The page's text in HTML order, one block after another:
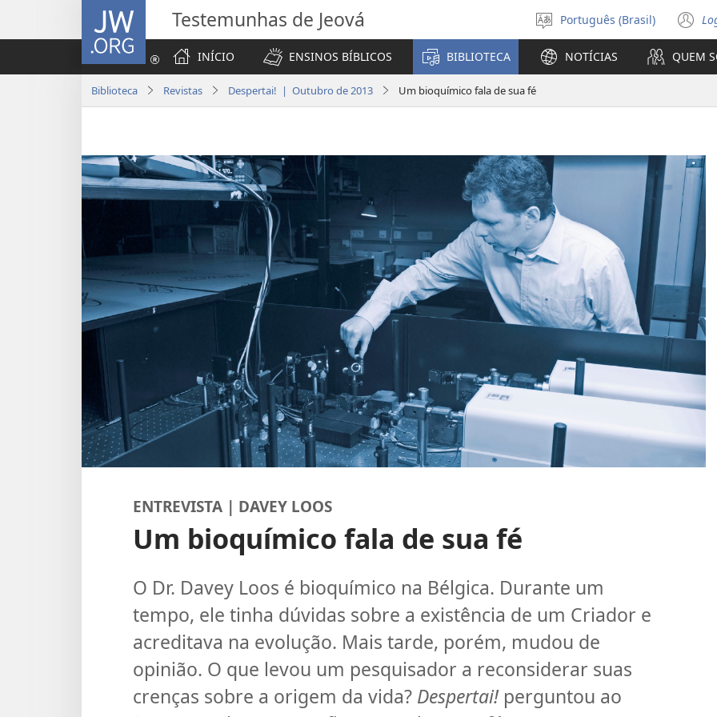
JW.ORG Testemunhas de Jeová
Selecione
o
idioma
Português (Brasil)
INÍCIO
ENSINOS BÍBLICOS BIBLIOTECA NOTÍCIAS QUEM
Biblioteca Revistas Despertai! | Outubro de 2013 Um bioquímico fala de sua fé
ENTREVISTA | DAVEY LOOS
Um bioquímico fala de sua fé
O Dr. Davey Loos é bioquímico na Bélgica. Durante um
tempo, ele tinha dúvidas sobre a existência de um Criador e
acreditava na evolução. Mais tarde, porém, mudou de
opinião. O que levou um pesquisador a reconsiderar suas
crenças sobre a origem da vida? Despertai! perguntou ao